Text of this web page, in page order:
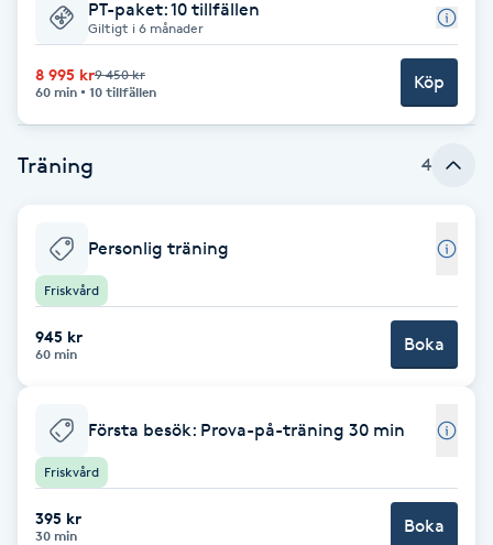
Babylights
Balayage
Bambumassage
Barnklippning
BIAB
Bottenfärg
Brynformning
PT-paket: 10 tillfällen
Giltigt i 6 månader
8 995 kr9 450 kr
60 min
10 tillfällen Köp
Träning 4
Personlig träning
Friskvård
945 kr
60 min Boka
Första besök: Prova-på-träning 30 min
Friskvård
395 kr
30 min Boka